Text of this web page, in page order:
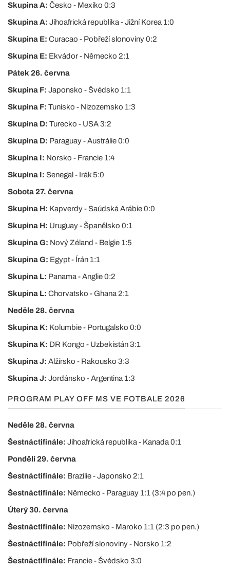
Skupina A: Česko - Mexiko 0:3
Skupina A: Jihoafrická republika - Jižní Korea 1:0
Skupina E: Curacao - Pobřeží slonoviny 0:2
Skupina E: Ekvádor - Německo 2:1
Pátek 26. června
Skupina F: Japonsko - Švédsko 1:1
Skupina F: Tunisko - Nizozemsko 1:3
Skupina D: Turecko - USA 3:2
Skupina D: Paraguay - Austrálie 0:0
Skupina I: Norsko - Francie 1:4
Skupina I: Senegal - Irák 5:0
Sobota 27. června
Skupina H: Kapverdy - Saúdská Arábie 0:0
Skupina H: Uruguay - Španělsko 0:1
Skupina G: Nový Zéland - Belgie 1:5
Skupina G: Egypt - Írán 1:1
Skupina L: Panama - Anglie 0:2
Skupina L: Chorvatsko - Ghana 2:1
Neděle 28. června
Skupina K: Kolumbie - Portugalsko 0:0
Skupina K: DR Kongo - Uzbekistán 3:1
Skupina J: Alžírsko - Rakousko 3:3
Skupina J: Jordánsko - Argentina 1:3
PROGRAM PLAY OFF MS VE FOTBALE 2026
Neděle 28. června
Šestnáctifinále: Jihoafrická republika - Kanada 0:1
Pondělí 29. června
Šestnáctifinále: Brazílie - Japonsko 2:1
Šestnáctifinále: Německo - Paraguay 1:1 (3:4 po pen.)
Úterý 30. června
Šestnáctifinále: Nizozemsko - Maroko 1:1 (2:3 po pen.)
Šestnáctifinále: Pobřeží slonoviny - Norsko 1:2
Šestnáctifinále: Francie - Švédsko 3:0